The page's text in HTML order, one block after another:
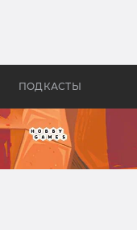
ПОДКАСТЫ
колец»